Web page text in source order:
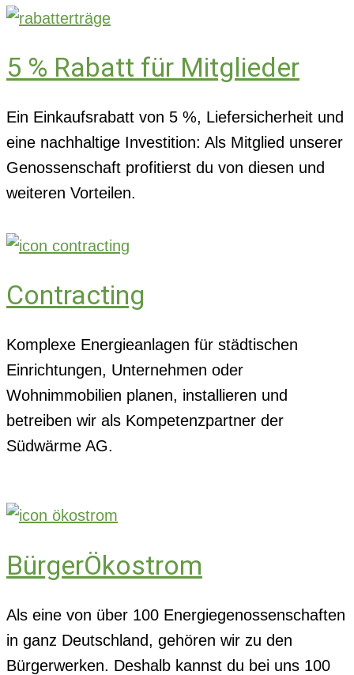
5 % Rabatt für Mitglieder
Ein Einkaufsrabatt von 5 %, Liefersicherheit und
eine nachhaltige Investition: Als Mitglied unserer
Genossenschaft profitierst du von diesen und
weiteren Vorteilen.
Contracting
Komplexe Energieanlagen für städtischen
Einrichtungen, Unternehmen oder
Wohnimmobilien planen, installieren und
betreiben wir als Kompetenzpartner der
Südwärme AG.
BürgerÖkostrom
Als eine von über 100 Energiegenossenschaften
in ganz Deutschland, gehören wir zu den
Bürgerwerken. Deshalb kannst du bei uns 100